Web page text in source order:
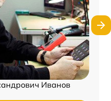
Иванов